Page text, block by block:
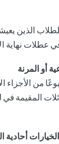
الذين
عطلات نهاية
أو المرنة
من الأجزاء
المقيمة
أحادية